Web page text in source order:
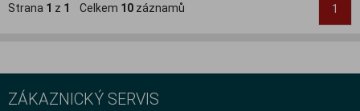
Strana 1 z 1 Celkem 10 záznamů 1
ZÁKAZNICKÝ SERVIS